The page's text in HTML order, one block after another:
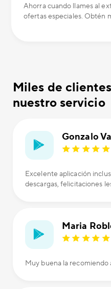
Ahorra cuando llames al
ofertas especiales. Obtén
Miles de
nuestro servicio
Gonzalo
Excelente aplicación
descargas, felicitaciones
Maria
Muy buena la recomiendo